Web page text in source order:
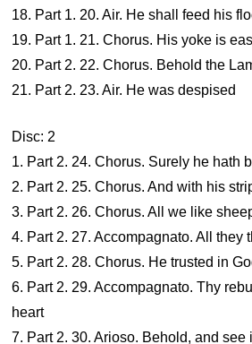
18. Part 1. 20. Air. He shall feed his
19. Part 1. 21. Chorus. His yoke is
20. Part 2. 22. Chorus. Behold the
21. Part 2. 23. Air. He was despised
Disc: 2
1. Part 2. 24. Chorus. Surely he hath
2. Part 2. 25. Chorus. And with his
3. Part 2. 26. Chorus. All we like
4. Part 2. 27. Accompagnato. All they
5. Part 2. 28. Chorus. He trusted in
6. Part 2. 29. Accompagnato. Thy
heart
7. Part 2. 30. Arioso. Behold, and see